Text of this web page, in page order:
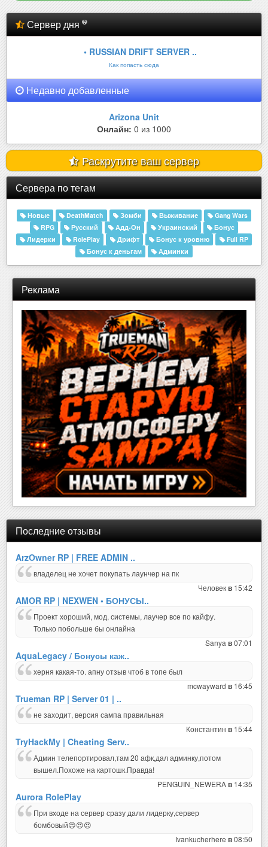
Сервер дня
• RUSSIAN DRIFT SERVER ..
Как попасть сюда
Недавно добавленные
Arizona Unit
Онлайн: 0 из 1000
Раскрутите ваш сервер
Сервера по тегам
Новые DeathMatch Зомби Выживание
Gang Wars
RPG
Русский Адд-Он Украинский
Бонус
Лидерки
RolePlay Дрифт Бонус к уровню
Full RP
Бонус к деньгам
Админки
Реклама
Последние отзывы
ArzOwner RP | FREE ADMIN ..
владелец не хочет покупать лаунчер на пк
Человекв 15:42
AMOR RP | NEXWEN • БОНУСЫ..
Проект хороший, мод, системы, лаучер все по кайфу.
Только побольше бы онлайна
Sanya в07:01
AquaLegacy / Бонусы каж..
херня какая-то. апну отзыв чтоб в топе был
mcwayward в 16:45
Trueman RP | Server 01 | ..
не заходит, версия сампа правильная
Константин в 15:44
TryHackMy | Cheating Serv..
Админ телепортировал,там 20 афк,дал админку,потом
вышел.Похоже на картошк.Правда!
PENGUIN_NEWERAв 14:35
Aurora RolePlay
При входе на сервер сразу дали лидерку,сервер
бомбовый😍😍😍
Ivankucherhere в08:50